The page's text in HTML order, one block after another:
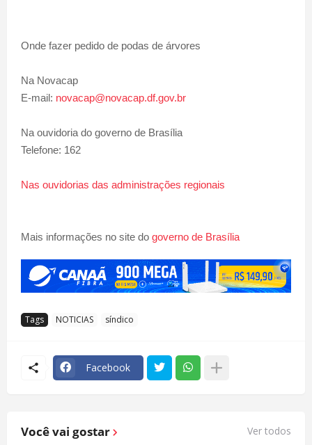
Onde fazer pedido de podas de árvores
Na Novacap
E-mail: novacap@novacap.df.gov.br
Na ouvidoria do governo de Brasília
Telefone: 162
Nas ouvidorias das administrações regionais
Mais informações no site do governo de Brasília
Tags NOTICIAS síndico
Facebook
Você vai gostar Ver todos